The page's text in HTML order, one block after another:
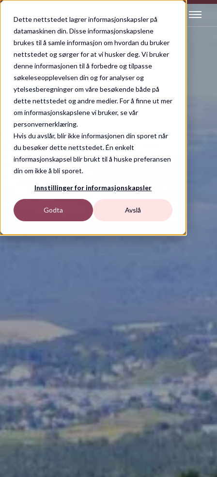
Dette nettstedet lagrer informasjonskapsler på
datamaskinen din. Disse informasjonskapslene
brukes til å samle informasjon om hvordan du bruker
nettstedet og sørger for at vi husker deg. Vi bruker
denne informasjonen til å forbedre og tilpasse
søkeleseopplevelsen din og for analyser og
ytelsesberegninger om våre besøkende både på
dette nettstedet og andre medier. For å finne ut mer
om informasjonskapslene vi bruker, se vår
personvernerklæring.
Hvis du avslår, blir ikke informasjonen din sporet når
du besøker dette nettstedet. Én enkelt
informasjonskapsel blir brukt til å huske preferansen
din om ikke å bli sporet.
Innstillinger for informasjonskapsler
Godta Avslå